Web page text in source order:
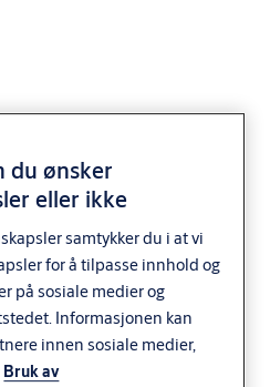
b>
Produksjon
du ønsker
eller ikke
samtykker du i at vi
for å tilpasse innhold og
på sosiale medier og
Informasjonen kan
innen sosiale medier,
Bruk av